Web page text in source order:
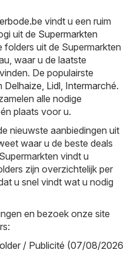
vindt u een ruim
uit de Supermarkten
uit de Supermarkten
waar u de laatste
De populairste
Delhaize, Lidl, Intermarché.
alle nodige
plaats voor u.
nieuwste aanbiedingen uit
waar u de beste deals
vindt u
zijn overzichtelijk per
u snel vindt wat u nodig
en bezoek onze site
/ Publicité (07/08/2026